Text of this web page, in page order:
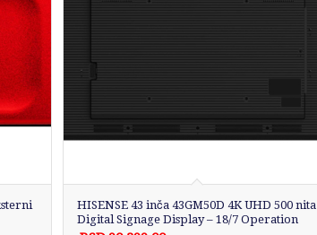
HISENSE 43 inča 43GM50D 4K UHD 500 nita
Digital Signage Display – 18/7 Operation